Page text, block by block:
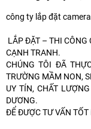
công ty lắp đặt
LẮP ĐẶT – THI CÔNG
CẠNH TRANH.
CHÚNG TÔI ĐÃ
TRƯỜNG MẦM NON,
UY TÍN, CHẤT
DƯƠNG.
ĐỂ ĐƯỢC TƯ VẤN